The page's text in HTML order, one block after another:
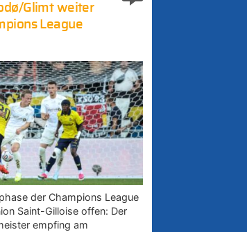
Glimt weiter
League
der Champions League
Saint-Gilloise offen: Der
empfing am